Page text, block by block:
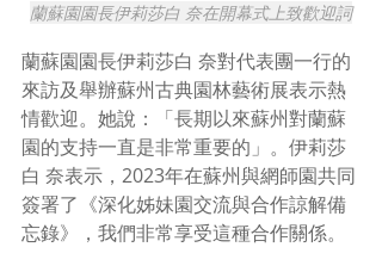
蘭蘇園園長伊莉莎白 奈在開幕式上致歡迎詞
蘭蘇園園長伊莉莎白 奈對代表團一行的
來訪及舉辦蘇州古典園林藝術展表示熱
情歡迎。她說：「長期以來蘇州對蘭蘇
園的支持一直是非常重要的」。伊莉莎
白 奈表示，2023年在蘇州與網師園共同
簽署了《深化姊妹園交流與合作諒解備
忘錄》，我們非常享受這種合作關係。